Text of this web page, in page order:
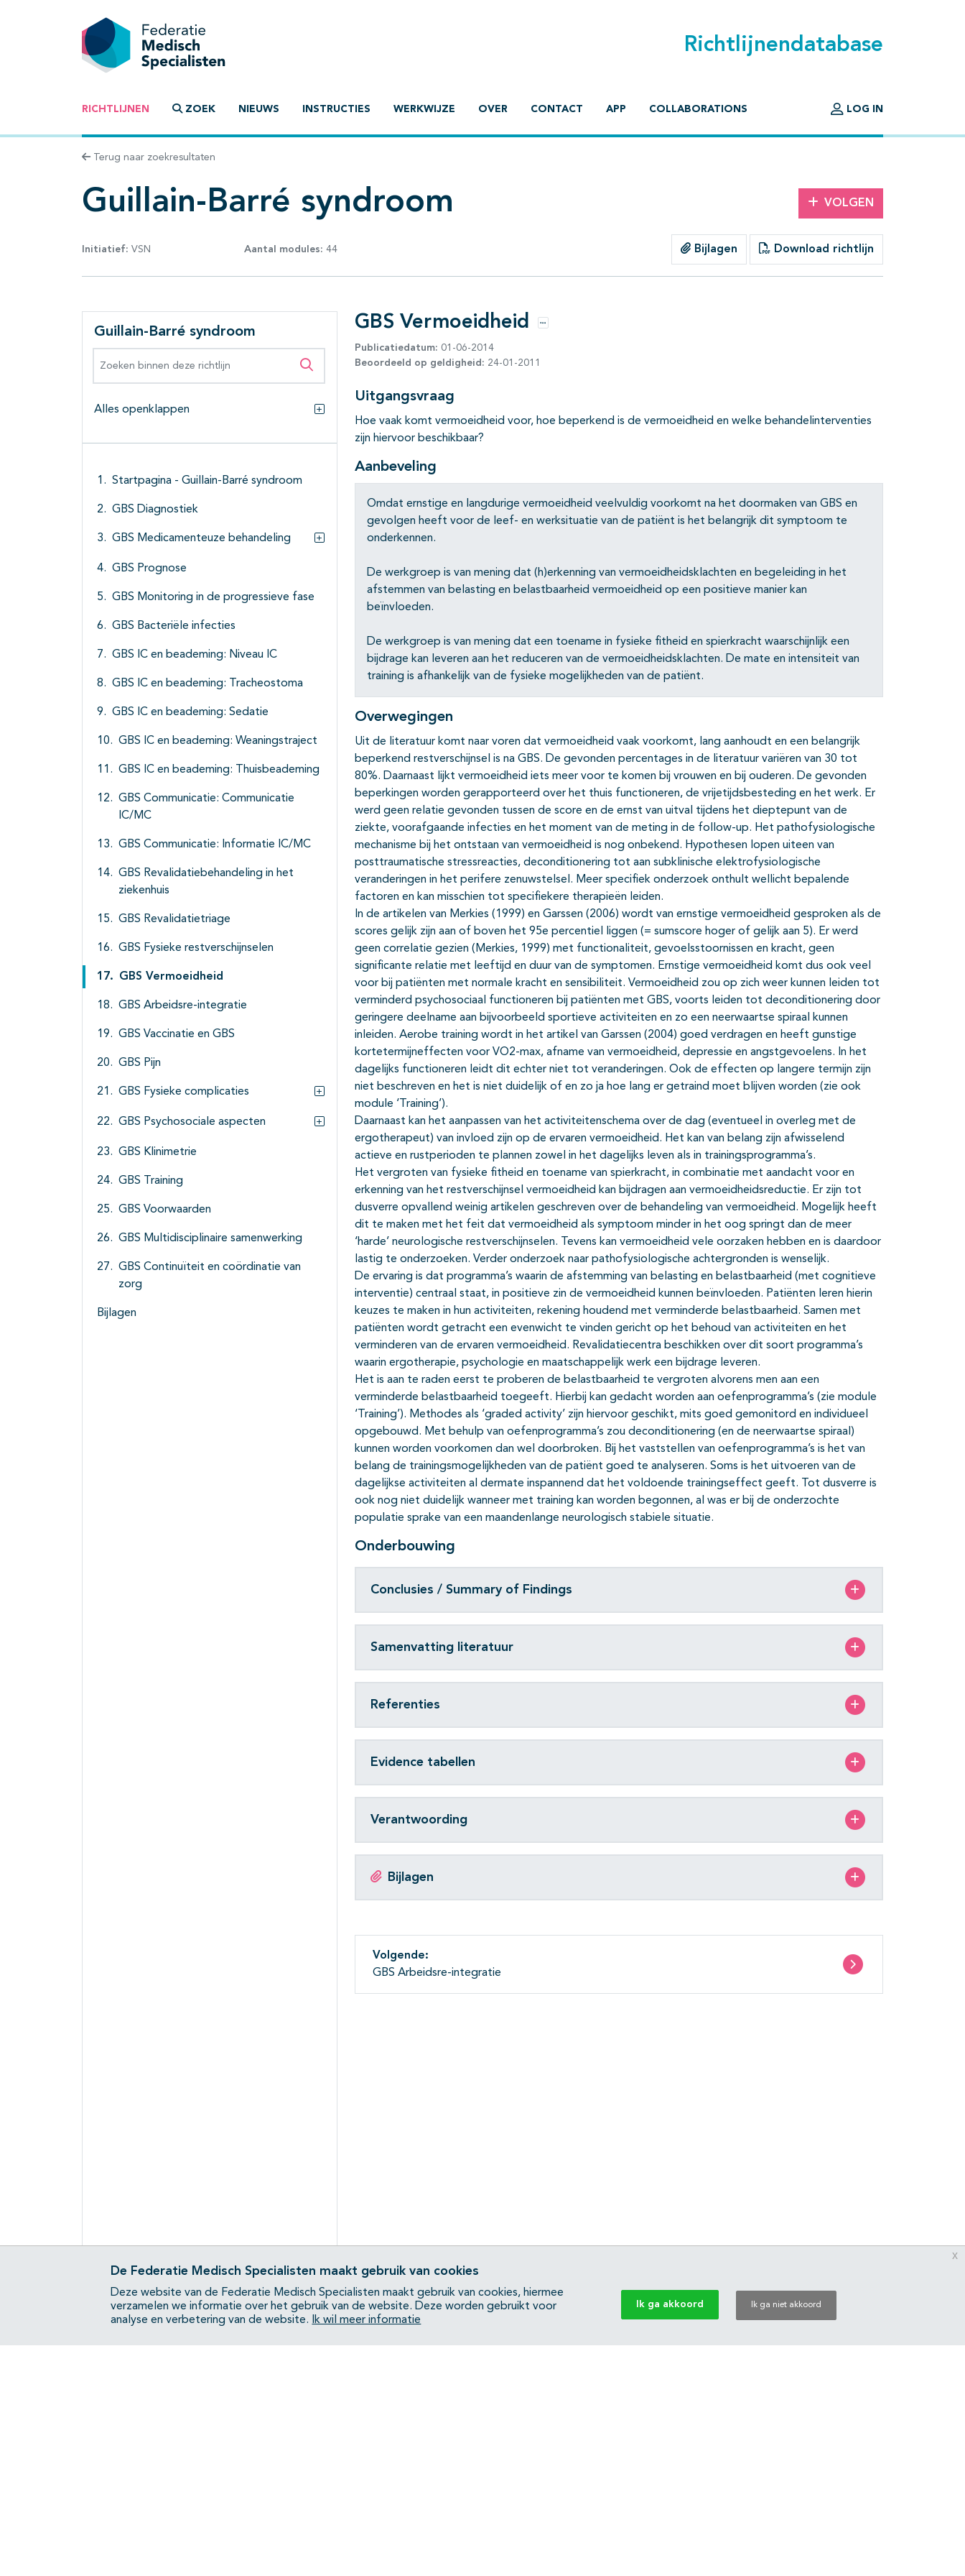
Richtlijnendatabase
RICHTLIJNEN ZOEK NIEUWS INSTRUCTIES WERKWIJZE OVER CONTACT APP COLLABORATIONS LOG IN
Terug naar zoekresultaten
Guillain-Barré syndroom VOLGEN
Initiatief: VSN Aantal modules: 44 Bijlagen Download richtlijn
Guillain-Barré syndroom
Zoeken binnen deze richtlijn
Alles openklappen
Alles openklappen
Startpagina - Guillain-Barré syndroom
GBS Diagnostiek
GBS Medicamenteuze behandeling
GBS Prognose
GBS Monitoring in de progressieve fase
GBS Bacteriële infecties
GBS IC en beademing: Niveau IC
GBS IC en beademing: Tracheostoma
GBS IC en beademing: Sedatie
GBS IC en beademing: Weaningstraject
GBS IC en beademing: Thuisbeademing
GBS Communicatie: Communicatie
IC/MC
GBS Communicatie: Informatie IC/MC
GBS Revalidatiebehandeling in het
ziekenhuis
GBS Revalidatietriage
GBS Fysieke restverschijnselen
GBS Vermoeidheid
GBS Arbeidsre-integratie
GBS Vaccinatie en GBS
GBS Pijn
GBS Fysieke complicaties
Subpagina's open- en dichtklappen
GBS Psychosociale aspecten
Subpagina's open- en dichtklappen
GBS Klinimetrie
GBS Training
GBS Voorwaarden
GBS Multidisciplinaire samenwerking
GBS Continuïteit en coördinatie van
zorg
Bijlagen
GBS Vermoeidheid Opties
Publicatiedatum: 01-06-2014
Beoordeeld op geldigheid: 24-01-2011
Uitgangsvraag
Hoe vaak komt vermoeidheid voor, hoe beperkend is de vermoeidheid en welke behandelinterventies
zijn hiervoor beschikbaar?
Aanbeveling
Omdat ernstige en langdurige vermoeidheid veelvuldig voorkomt na het doormaken van GBS en
gevolgen heeft voor de leef- en werksituatie van de patiënt is het belangrijk dit symptoom te
onderkennen.
De werkgroep is van mening dat (h)erkenning van vermoeidheidsklachten en begeleiding in het
afstemmen van belasting en belastbaarheid vermoeidheid op een positieve manier kan
beïnvloeden.
De werkgroep is van mening dat een toename in fysieke fitheid en spierkracht waarschijnlijk een
bijdrage kan leveren aan het reduceren van de vermoeidheidsklachten. De mate en intensiteit van
training is afhankelijk van de fysieke mogelijkheden van de patiënt.
Overwegingen
Uit de literatuur komt naar voren dat vermoeidheid vaak voorkomt, lang aanhoudt en een belangrijk
beperkend restverschijnsel is na GBS. De gevonden percentages in de literatuur variëren van 30 tot
80%. Daarnaast lijkt vermoeidheid iets meer voor te komen bij vrouwen en bij ouderen. De gevonden
beperkingen worden gerapporteerd over het thuis functioneren, de vrijetijdsbesteding en het werk. Er
werd geen relatie gevonden tussen de score en de ernst van uitval tijdens het dieptepunt van de
ziekte, voorafgaande infecties en het moment van de meting in de follow-up. Het pathofysiologische
mechanisme bij het ontstaan van vermoeidheid is nog onbekend. Hypothesen lopen uiteen van
posttraumatische stressreacties, deconditionering tot aan subklinische elektrofysiologische
veranderingen in het perifere zenuwstelsel. Meer specifiek onderzoek onthult wellicht bepalende
factoren en kan misschien tot specifiekere therapieën leiden.
In de artikelen van Merkies (1999) en Garssen (2006) wordt van ernstige vermoeidheid gesproken als de
scores gelijk zijn aan of boven het 95e percentiel liggen (= sumscore hoger of gelijk aan 5). Er werd
geen correlatie gezien (Merkies, 1999) met functionaliteit, gevoelsstoornissen en kracht, geen
significante relatie met leeftijd en duur van de symptomen. Ernstige vermoeidheid komt dus ook veel
voor bij patiënten met normale kracht en sensibiliteit. Vermoeidheid zou op zich weer kunnen leiden tot
verminderd psychosociaal functioneren bij patiënten met GBS, voorts leiden tot deconditionering door
geringere deelname aan bijvoorbeeld sportieve activiteiten en zo een neerwaartse spiraal kunnen
inleiden. Aerobe training wordt in het artikel van Garssen (2004) goed verdragen en heeft gunstige
kortetermijneffecten voor VO2-max, afname van vermoeidheid, depressie en angstgevoelens. In het
dagelijks functioneren leidt dit echter niet tot veranderingen. Ook de effecten op langere termijn zijn
niet beschreven en het is niet duidelijk of en zo ja hoe lang er getraind moet blijven worden (zie ook
module ‘Training’).
Daarnaast kan het aanpassen van het activiteitenschema over de dag (eventueel in overleg met de
ergotherapeut) van invloed zijn op de ervaren vermoeidheid. Het kan van belang zijn afwisselend
actieve en rustperioden te plannen zowel in het dagelijks leven als in trainingsprogramma’s.
Het vergroten van fysieke fitheid en toename van spierkracht, in combinatie met aandacht voor en
erkenning van het restverschijnsel vermoeidheid kan bijdragen aan vermoeidheidsreductie. Er zijn tot
dusverre opvallend weinig artikelen geschreven over de behandeling van vermoeidheid. Mogelijk heeft
dit te maken met het feit dat vermoeidheid als symptoom minder in het oog springt dan de meer
‘harde’ neurologische restverschijnselen. Tevens kan vermoeidheid vele oorzaken hebben en is daardoor
lastig te onderzoeken. Verder onderzoek naar pathofysiologische achtergronden is wenselijk.
De ervaring is dat programma’s waarin de afstemming van belasting en belastbaarheid (met cognitieve
interventie) centraal staat, in positieve zin de vermoeidheid kunnen beïnvloeden. Patiënten leren hierin
keuzes te maken in hun activiteiten, rekening houdend met verminderde belastbaarheid. Samen met
patiënten wordt getracht een evenwicht te vinden gericht op het behoud van activiteiten en het
verminderen van de ervaren vermoeidheid. Revalidatiecentra beschikken over dit soort programma’s
waarin ergotherapie, psychologie en maatschappelijk werk een bijdrage leveren.
Het is aan te raden eerst te proberen de belastbaarheid te vergroten alvorens men aan een
verminderde belastbaarheid toegeeft. Hierbij kan gedacht worden aan oefenprogramma’s (zie module
‘Training’). Methodes als ‘graded activity’ zijn hiervoor geschikt, mits goed gemonitord en individueel
opgebouwd. Met behulp van oefenprogramma’s zou deconditionering (en de neerwaartse spiraal)
kunnen worden voorkomen dan wel doorbroken. Bij het vaststellen van oefenprogramma’s is het van
belang de trainingsmogelijkheden van de patiënt goed te analyseren. Soms is het uitvoeren van de
dagelijkse activiteiten al dermate inspannend dat het voldoende trainingseffect geeft. Tot dusverre is
ook nog niet duidelijk wanneer met training kan worden begonnen, al was er bij de onderzochte
populatie sprake van een maandenlange neurologisch stabiele situatie.
Onderbouwing
Conclusies / Summary of Findings
Samenvatting literatuur
Referenties
Evidence tabellen
Verantwoording
Bijlagen
Volgende:
GBS Arbeidsre-integratie
De Federatie Medisch Specialisten maakt gebruik van cookies
Deze website van de Federatie Medisch Specialisten maakt gebruik van cookies, hiermee
verzamelen we informatie over het gebruik van de website. Deze worden gebruikt voor
analyse en verbetering van de website.
Ik wil meer informatie
Ik ga akkoord Ik ga niet akkoord
x